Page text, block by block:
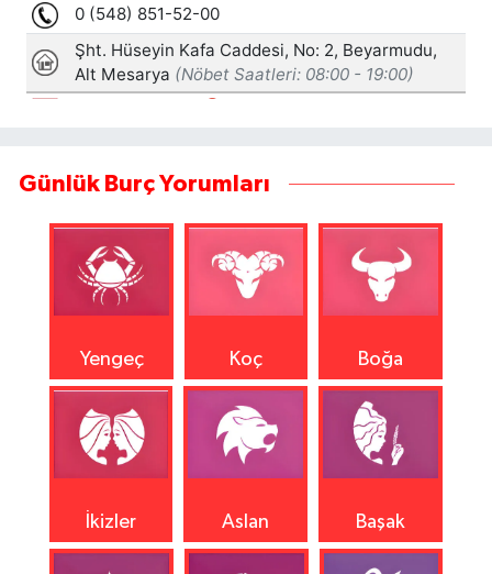
Günlük Burç Yorumları
Yengeç Koç Boğa
İkizler Aslan Başak